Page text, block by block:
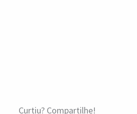
Curtiu? Compartilhe!